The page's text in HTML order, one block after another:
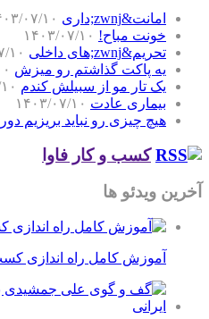
امانت&zwnj;داری
۱۴۰۳/۰۷/
خونت مباح! ۱۴۰۳/۰۷/۱۰
تحریم&zwnj;های داخلی
یه پاکت گذاشتم رو میزش
یک تار مو از سبیلش کندم
بیماری عادت ۱۴۰۳/۰۷/۱۰
هیچ چیزی رو نباید بریزیم
کسب و کار فاوا
آخرین ویدئو ها
آموزش کامل راه اندازی